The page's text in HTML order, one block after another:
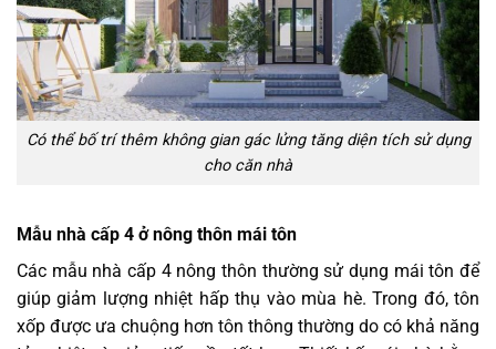
Có thể bố trí thêm không gian gác lửng tăng diện tích sử dụng
cho căn nhà
Mẫu nhà cấp 4 ở nông thôn mái tôn
Các mẫu nhà cấp 4 nông thôn thường sử dụng mái tôn để
giúp giảm lượng nhiệt hấp thụ vào mùa hè. Trong đó, tôn
xốp được ưa chuộng hơn tôn thông thường do có khả năng